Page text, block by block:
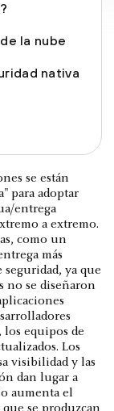
la nube
nativa
se están
para adoptar
entrega
a extremo.
como un
más
ya que
no se diseñaron
los equipos de
Los
visibilidad y las
dan lugar a
aumenta el